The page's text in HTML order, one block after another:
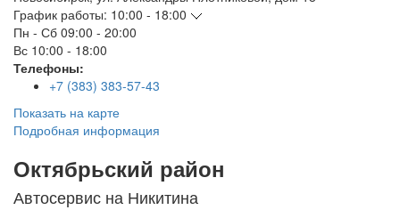
График работы: 10:00 - 18:00
Пн - Сб 09:00 - 20:00
Вс 10:00 - 18:00
Телефоны:
+7 (383) 383-57-43
Показать на карте
Подробная информация
Октябрьский район
Автосервис на Никитина